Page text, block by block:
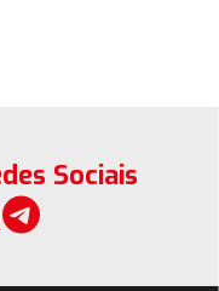
Sociais